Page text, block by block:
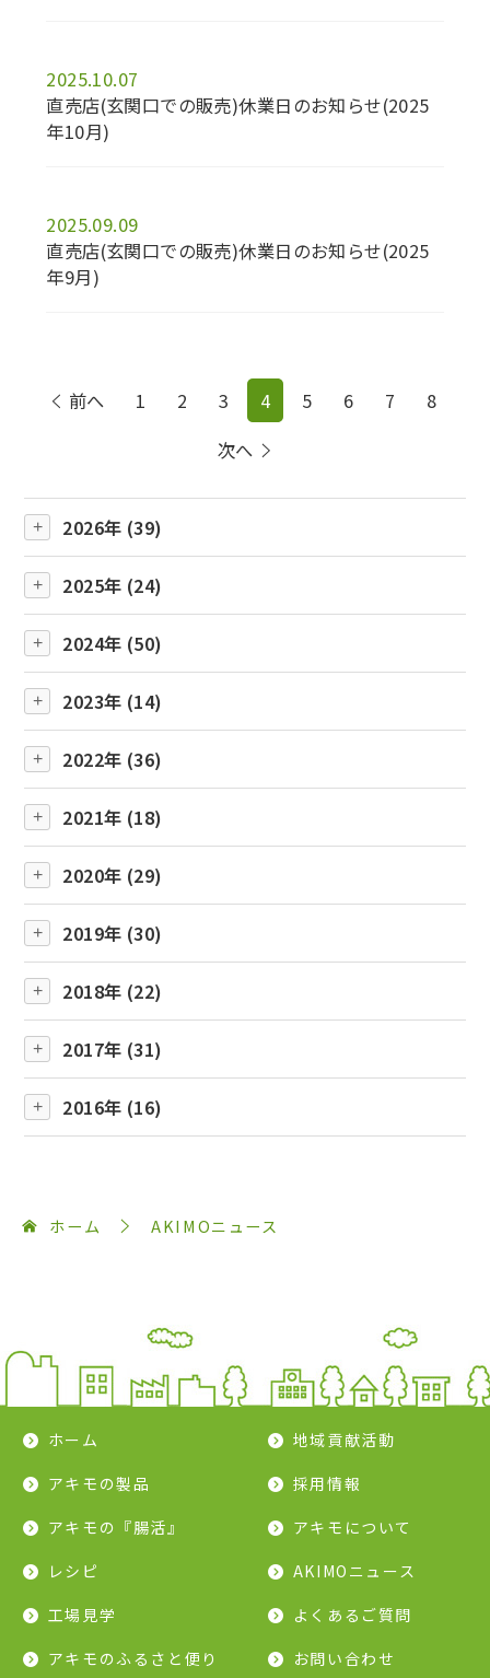
2025.10.07
直売店(玄関口での販売)休業日のお知らせ(2025
年10月)
2025.09.09
直売店(玄関口での販売)休業日のお知らせ(2025
年9月)
前へ 1 2 3 4 5 6 7
8
次へ
2026年 (39)
2025年 (24)
2024年 (50)
2023年 (14)
2022年 (36)
2021年 (18)
2020年 (29)
2019年 (30)
2018年 (22)
2017年 (31)
2016年 (16)
ホーム AKIMOニュース
ホーム
アキモの製品
アキモの『腸活』
レシピ
工場見学
アキモのふるさと便り
地域貢献活動
採用情報
アキモについて
AKIMOニュース
よくあるご質問
お問い合わせ